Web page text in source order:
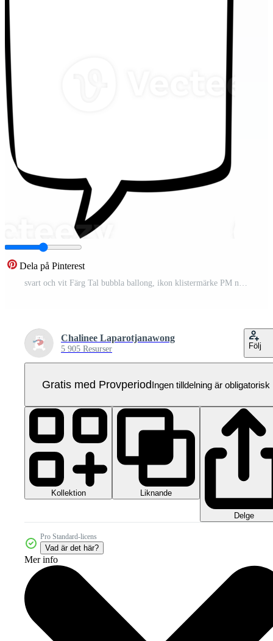
Dela på Pinterest
svart och vit Färg Tal bubbla ballong, ikon klistermärke PM nyckelord planerare text låda baner, platt png transparent element design Pro PNG
Chalinee Laparotjanawong
5 905 Resurser Följ
Gratis med ProvperiodIngen tilldelning är obligatorisk
Kollektion Liknande
Delge
Pro Standard-licens
Vad är det här?
Mer info